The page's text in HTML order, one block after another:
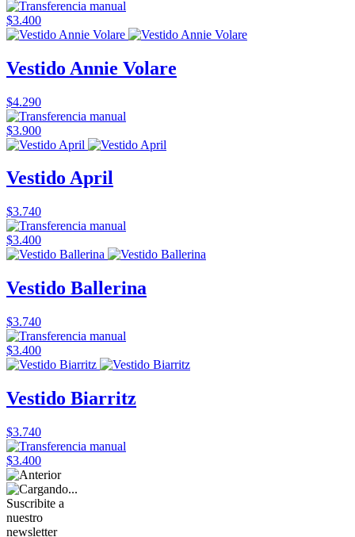
$3.400
Vestido Annie Volare
$4.290
$3.900
Vestido April
$3.740
$3.400
Vestido Ballerina
$3.740
$3.400
Vestido Biarritz
$3.740
$3.400
Suscribite a
nuestro
newsletter